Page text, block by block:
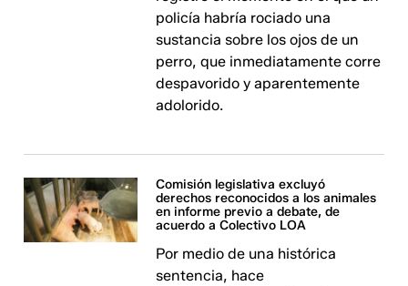
policía habría rociado una
sustancia sobre los ojos de un
perro, que inmediatamente corre
despavorido y aparentemente
adolorido.
Comisión legislativa excluyó
derechos reconocidos a los animales
en informe previo a debate, de
acuerdo a Colectivo LOA
Por medio de una histórica
sentencia, hace